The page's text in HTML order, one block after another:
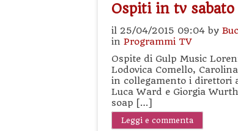
Ospiti in tv
il 25/04/2015 09:04 by
in Programmi TV
Ospite di Gulp Music
Lodovica Comello,
in collegamento i direttori
Luca Ward e Giorgia
soap […]
Leggi e commenta